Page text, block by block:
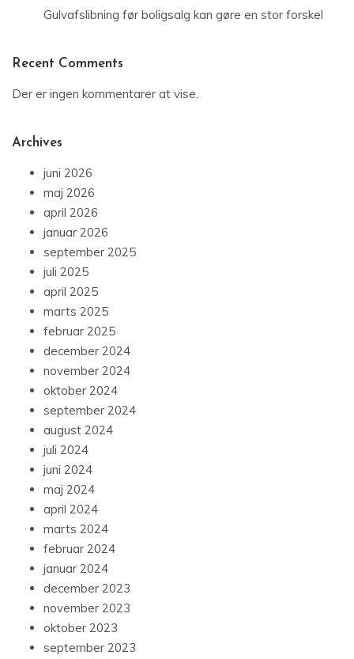
Gulvafslibning før boligsalg kan gøre en stor forskel
Recent Comments
Der er ingen kommentarer at vise.
Archives
juni 2026
maj 2026
april 2026
januar 2026
september 2025
juli 2025
april 2025
marts 2025
februar 2025
december 2024
november 2024
oktober 2024
september 2024
august 2024
juli 2024
juni 2024
maj 2024
april 2024
marts 2024
februar 2024
januar 2024
december 2023
november 2023
oktober 2023
september 2023